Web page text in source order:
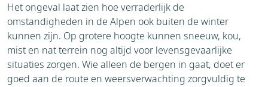
Het ongeval laat zien hoe verraderlijk de
omstandigheden in de Alpen ook buiten de winter
kunnen zijn. Op grotere hoogte kunnen sneeuw, kou,
mist en nat terrein nog altijd voor levensgevaarlijke
situaties zorgen. Wie alleen de bergen in gaat, doet er
goed aan de route en weersverwachting zorgvuldig te